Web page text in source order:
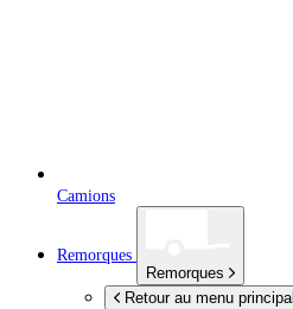
Camions
Remorques
Remorques
Retour au menu principal